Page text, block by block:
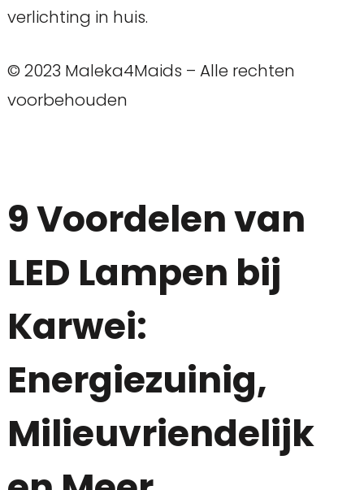
verlichting in huis.
© 2023 Maleka4Maids – Alle rechten
voorbehouden
9 Voordelen van
LED Lampen bij
Karwei:
Energiezuinig,
Milieuvriendelijk